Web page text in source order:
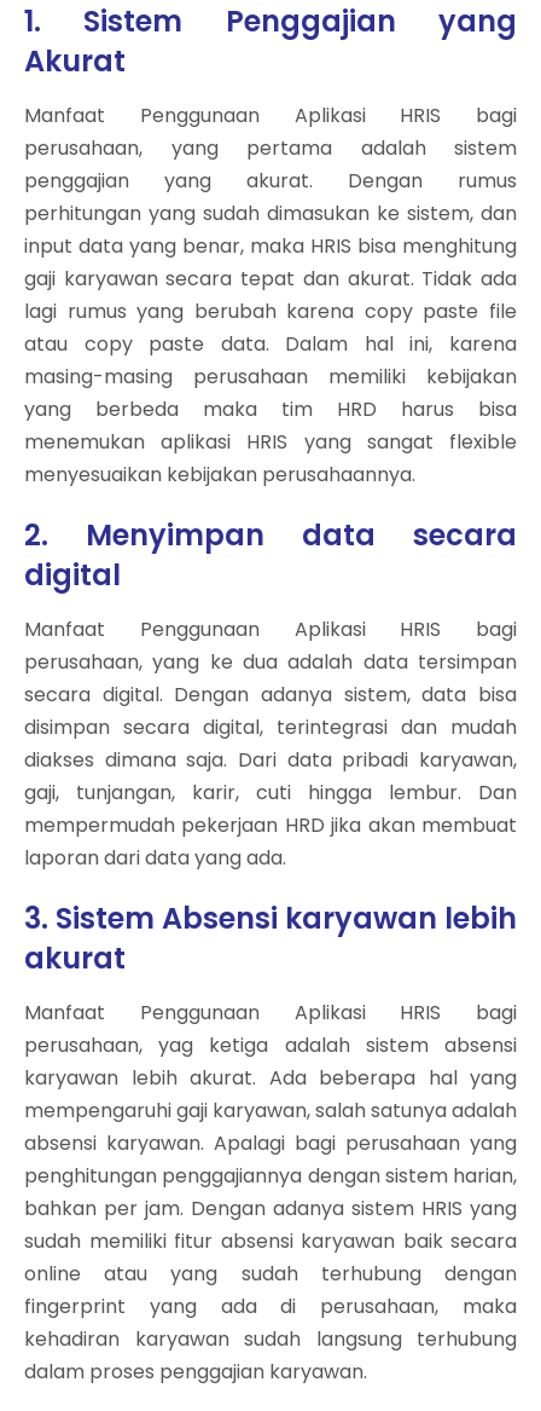
1. Sistem Penggajian yang
Akurat
Manfaat Penggunaan Aplikasi HRIS bagi
perusahaan, yang pertama adalah sistem
penggajian yang akurat. Dengan rumus
perhitungan yang sudah dimasukan ke sistem, dan
input data yang benar, maka HRIS bisa menghitung
gaji karyawan secara tepat dan akurat. Tidak ada
lagi rumus yang berubah karena copy paste file
atau copy paste data. Dalam hal ini, karena
masing-masing perusahaan memiliki kebijakan
yang berbeda maka tim HRD harus bisa
menemukan aplikasi HRIS yang sangat flexible
menyesuaikan kebijakan perusahaannya.
2. Menyimpan data secara
digital
Manfaat Penggunaan Aplikasi HRIS bagi
perusahaan, yang ke dua adalah data tersimpan
secara digital. Dengan adanya sistem, data bisa
disimpan secara digital, terintegrasi dan mudah
diakses dimana saja. Dari data pribadi karyawan,
gaji, tunjangan, karir, cuti hingga lembur. Dan
mempermudah pekerjaan HRD jika akan membuat
laporan dari data yang ada.
3. Sistem Absensi karyawan lebih
akurat
Manfaat Penggunaan Aplikasi HRIS bagi
perusahaan, yag ketiga adalah sistem absensi
karyawan lebih akurat. Ada beberapa hal yang
mempengaruhi gaji karyawan, salah satunya adalah
absensi karyawan. Apalagi bagi perusahaan yang
penghitungan penggajiannya dengan sistem harian,
bahkan per jam. Dengan adanya sistem HRIS yang
sudah memiliki fitur absensi karyawan baik secara
online atau yang sudah terhubung dengan
fingerprint yang ada di perusahaan, maka
kehadiran karyawan sudah langsung terhubung
dalam proses penggajian karyawan.